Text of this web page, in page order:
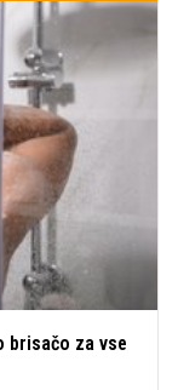
brisačo za vse